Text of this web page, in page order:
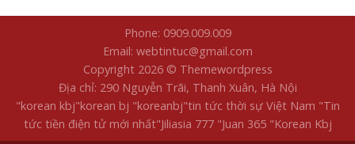
Phone: 0909.009.009
Email: webtintuc@gmail.com
Copyright 2026 © Themewordpress
Địa chỉ: 290 Nguyễn Trãi, Thanh Xuân, Hà Nội
"korean kbj​"korean bj "koreanbj​"tin tức thời sự Việt Nam "Tin
tức tiền điện tử mới nhất​"Jiliasia 777 "Juan 365 "Korean Kbj